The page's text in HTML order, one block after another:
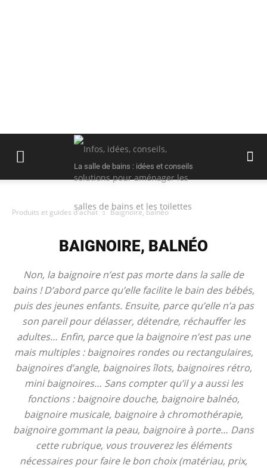
La salle de bains : idées et conseils
Produits et guides d'achat Baignoire, balnéo
BAIGNOIRE, BALNÉO
Non, la baignoire n’est pas morte dans la salle de
bains ! D’abord parce qu’elle facilite le bain des bébés,
puis des jeunes enfants. Ensuite, parce qu’elle n’a pas
son pareil pour délasser, détendre, réchauffer les
adultes… Enfin, parce que la baignoire n’est pas une
mais multiples : baignoires rondes ou rectangulaires,
baignoires d’angle, baignoires îlots, baignoires rétro,
mini baignoires… Sans compter qu’il y a aussi les
fonctions : baignoire douche, baignoire balnéo,
baignoire musicale, baignoire à chromothérapie,
baignoire gommant la peau, baignoire à porte… Dans
cette rubrique, vous trouverez les éléments
nécessaires pour faire le bon choix (matériau, prix,